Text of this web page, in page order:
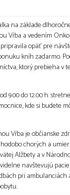
na základe
Vŕba a vedením
opäť pre
kníh zadarmo.
ktorý prebieha v
9.00 do 12.00 h.
kde si budete
Vŕba je občianske
chorých a
Alžbety a v
navštevujú
pri ambulanciách